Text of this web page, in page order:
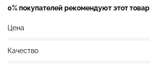
0% покупателей рекомендуют этот товар
Цена
Качество